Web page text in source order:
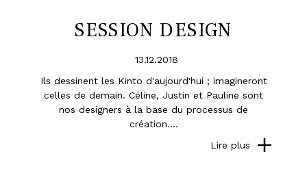
SESSION DESIGN
13.12.2018
Ils dessinent les Kinto d'aujourd'hui ; imagineront
celles de demain. Céline, Justin et Pauline sont
nos designers à la base du processus de
création....
Lire plus